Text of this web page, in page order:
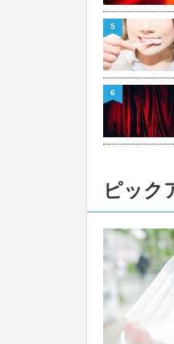
5
6
ピック